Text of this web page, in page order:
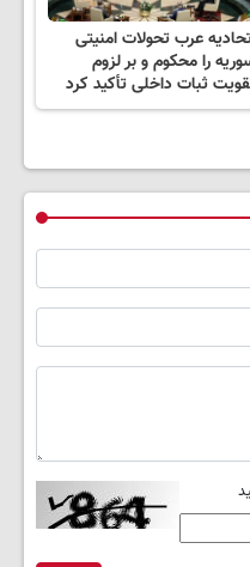
عرب تحولات امنیتی
را محکوم و بر لزوم
ثبات داخلی تأکید کرد